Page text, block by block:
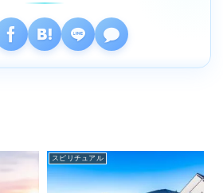
スピリチュアル